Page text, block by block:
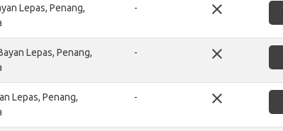
Lepas, Penang,
- close
Lepas, Penang,
- close
Lepas, Penang,
- close